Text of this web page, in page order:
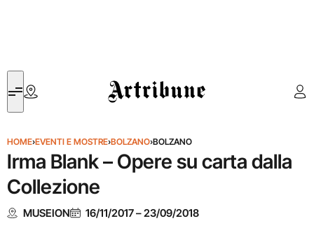
Artribune
HOME›EVENTI E MOSTRE›BOLZANO›BOLZANO
Irma Blank – Opere su carta dalla
Collezione
MUSEION 16/11/2017–23/09/2018